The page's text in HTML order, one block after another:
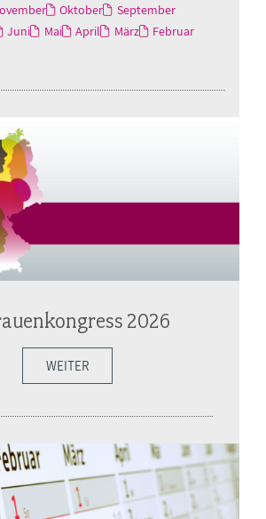
Oktober
September
Juni Mai April März
Februar
2026
WEITER